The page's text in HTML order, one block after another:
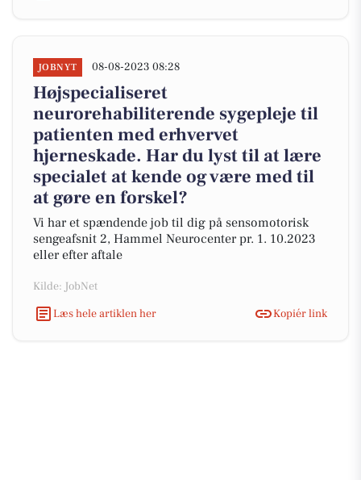
JOBNYT 08-08-2023 08:28
Højspecialiseret
neurorehabiliterende sygepleje til
patienten med erhvervet
hjerneskade. Har du lyst til at lære
specialet at kende og være med til
at gøre en forskel?
Vi har et spændende job til dig på sensomotorisk
sengeafsnit 2, Hammel Neurocenter pr. 1. 10.2023
eller efter aftale
Kilde: JobNet
Læs hele artiklen her
Kopiér link